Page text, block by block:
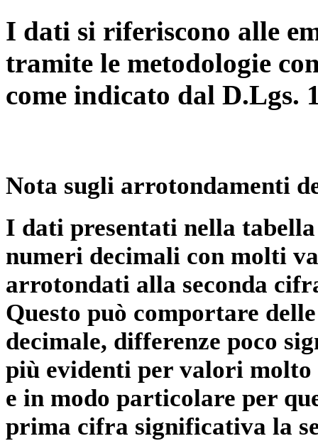
I dati si riferiscono alle
tramite le metodologie
come indicato dal D.Lgs.
Nota sugli arrotondamenti
I dati presentati nella
numeri decimali con molti
arrotondati alla seconda
Questo può comportare
decimale, differenze poco
più evidenti per valori
e in modo particolare per
prima cifra significativa la